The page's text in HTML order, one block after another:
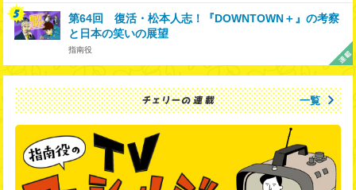
第64回 復活・松本人志！『DOWNTOWN＋』の考察
と日本の笑いの展望
指南役
一覧